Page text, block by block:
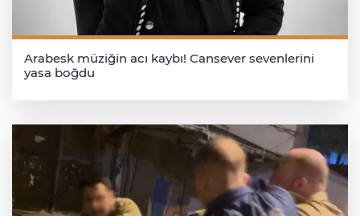
Arabesk müziğin acı kaybı! Cansever sevenlerini
yasa boğdu